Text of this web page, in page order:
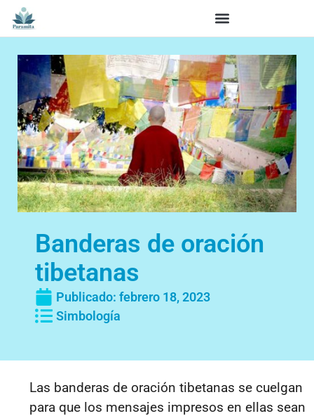
Banderas de oración
tibetanas
Publicado: febrero 18, 2023
Simbología
Las banderas de oración tibetanas se cuelgan
para que los mensajes impresos en ellas sean